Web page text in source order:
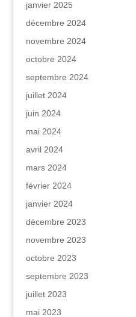
janvier 2025
décembre 2024
novembre 2024
octobre 2024
septembre 2024
juillet 2024
juin 2024
mai 2024
avril 2024
mars 2024
février 2024
janvier 2024
décembre 2023
novembre 2023
octobre 2023
septembre 2023
juillet 2023
mai 2023